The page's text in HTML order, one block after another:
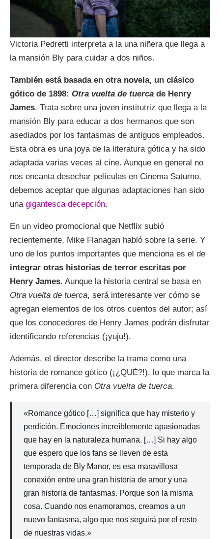
Victoria Pedretti interpreta a la una niñera que llega a
la mansión Bly para cuidar a dos niños.
También está basada en otra novela, un clásico
gótico de 1898: Otra vuelta de tuerca de Henry
James. Trata sobre una joven institutriz que llega a la
mansión Bly para educar a dos hermanos que son
asediados por los fantasmas de antiguos empleados.
Esta obra es una joya de la literatura gótica y ha sido
adaptada varias veces al cine. Aunque en general no
nos encanta desechar películas en Cinema Saturno,
debemos aceptar que algunas adaptaciones han sido
una gigantesca decepción.
En un video promocional que Netflix subió
recientemente, Mike Flanagan habló sobre la serie. Y
uno de los puntos importantes que menciona es el de
integrar otras historias de terror escritas por
Henry James. Aunque la historia central se basa en
Otra vuelta de tuerca, será interesante ver cómo se
agregan elementos de los otros cuentos del autor; así
que los conocedores de Henry James podrán disfrutar
identificando referencias (¡yuju!).
Además, el director describe la trama como una
historia de romance gótico (¡¿QUÉ?!), lo que marca la
primera diferencia con Otra vuelta de tuerca.
«Romance gótico […] significa que hay misterio y
perdición. Emociones increíblemente apasionadas
que hay en la naturaleza humana. […] Si hay algo
que espero que los fans se lleven de esta
temporada de Bly Manor, es esa maravillosa
conexión entre una gran historia de amor y una
gran historia de fantasmas. Porque son la misma
cosa. Cuando nos enamoramos, creamos a un
nuevo fantasma, algo que nos seguirá por el resto
de nuestras vidas.»